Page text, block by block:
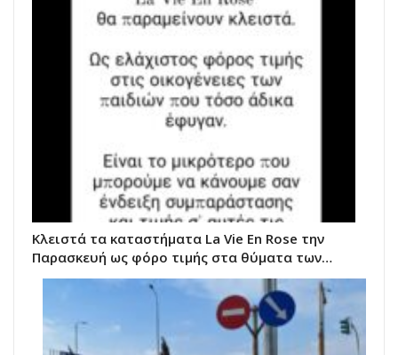
Κλειστά τα καταστήματα La Vie Εn Rose την
Παρασκευή ως φόρο τιμής στα θύματα των…